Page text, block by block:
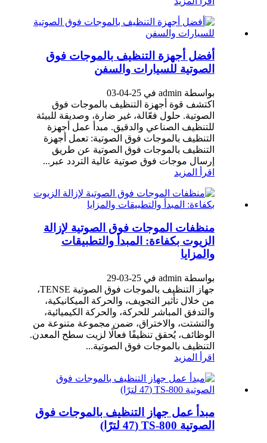
أفضل أجهزة التنظيف بالموجات فوق
الصوتية للسيارات والسفن
بواسطة admin في 25-04-03
اكتشف قوة أجهزة التنظيف بالموجات فوق
الصوتية. حلول فعّالة، غير ضارة، وصديقة للبيئة
للتنظيف الصناعي والدقيق. مبدأ عمل أجهزة
التنظيف بالموجات فوق الصوتية: تعمل أجهزة
التنظيف بالموجات فوق الصوتية عن طريق
إرسال موجات فوق صوتية عالية التردد عبر...
اقرأ المزيد
منظفات الموجات فوق الصوتية لإزالة
الزيوت بكفاءة: المبدأ والتطبيقات
والمزايا
بواسطة admin في 25-03-29
جهاز التنظيف بالموجات فوق الصوتية TENSE،
من خلال تأثير التجويف، والحركة الميكانيكية،
والتدفق المباشر للحركة، والحركة الكيميائية،
والتشتت، والاختراق، ضمن مجموعة متنوعة من
الوظائف، يُحقق تنظيفًا فعالًا لزيت سطح المعدن.
التنظيف بالموجات فوق الصوتية...
اقرأ المزيد
مبدأ عمل جهاز التنظيف بالموجات فوق
الصوتية TS-800 (47 لترًا)